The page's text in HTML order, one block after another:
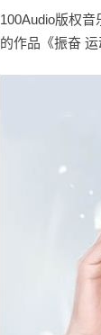
100Audio版权
的作品《振奋 运